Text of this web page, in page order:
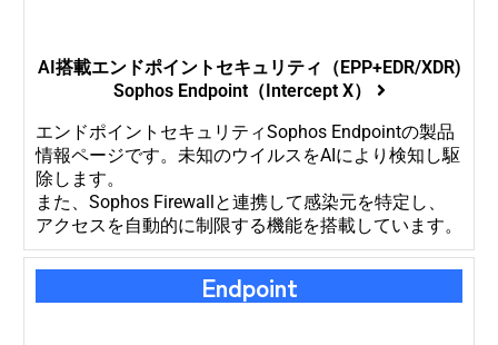
AI搭載エンドポイントセキュリティ（EPP+EDR/XDR)
Sophos Endpoint（Intercept X）
エンドポイントセキュリティSophos Endpointの製品
情報ページです。未知のウイルスをAIにより検知し駆
除します。
また、Sophos Firewallと連携して感染元を特定し、
アクセスを自動的に制限する機能を搭載しています。
Endpoint